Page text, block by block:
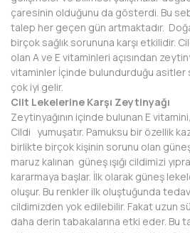
çaresinin olduğunu da gösterdi. Bu
talep her geçen gün artmaktadır.
birçok sağlık sorununa karşı etkilidir.
olan A ve E vitaminleri açısından
vitaminler İçinde bulundurduğu asitler
çok iyi gelir.
Cilt Lekelerine Karşı Zeytinyağı
Zeytinyağının içinde bulunan E
Cildi yumuşatır. Pamuksu bir özellik
birlikte birçok kişinin sorunu olan
maruz kalınan güneş ışığı cildimizi
kararmaya başlar. İlk olarak güneş
oluşur. Bu renkler ilk oluştuğunda
cildimizden yok edilebilir. Fakat uzun
daha derin tabakalarına etki eder. Bu